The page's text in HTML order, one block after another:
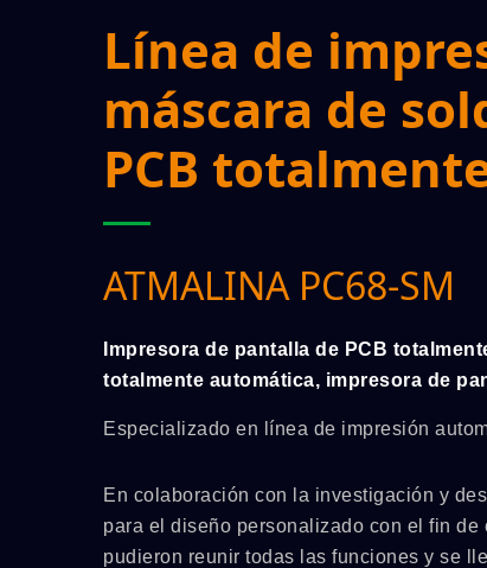
Línea de
máscara de
PCB
ATMALINA PC68-SM
Impresora de pantalla de PCB
totalmente automática, impresora de
Especializado en línea de impresión
En colaboración con la investigación y
para el diseño personalizado con el fin
pudieron reunir todas las funciones y se